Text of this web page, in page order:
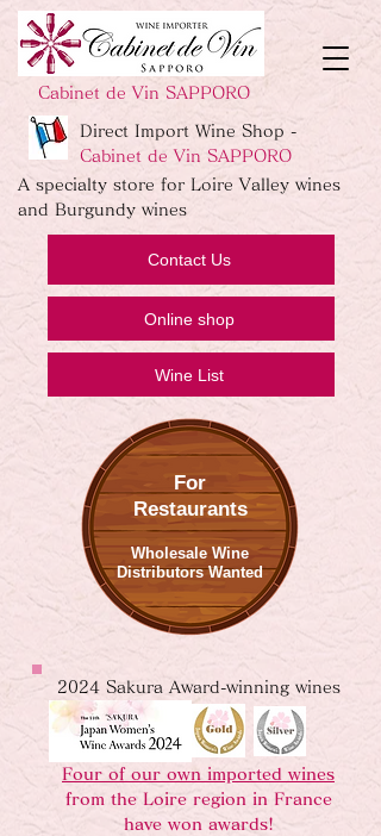
2024 Sakura Award-winning wines
Four of our own imported wines
from the Loire region in France
have won awards!
Direct Import Wine Shop -
Cabinet de Vin SAPPORO
A specialty store for Loire Valley wines
and Burgundy wines
Cabinet de Vin SAPPORO
Contact Us
For
Restaurants
Wholesale Wine
Distributors Wanted
Online shop
Wine List